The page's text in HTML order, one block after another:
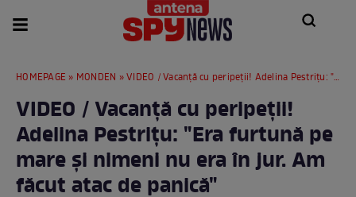
HOMEPAGE » MONDEN » VIDEO / Vacanţă cu peripeţii! Adelina Pestriţu: "Era furtună pe mare şi nimeni nu era în jur. Am făcut atac de panică"
VIDEO / Vacanţă cu peripeţii!
Adelina Pestriţu: "Era furtună pe
mare şi nimeni nu era în jur. Am
făcut atac de panică"